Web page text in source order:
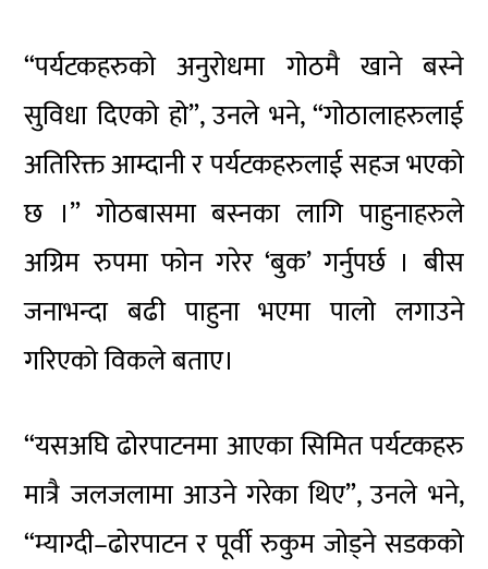
“पर्यटकहरुको अनुरोधमा गोठमै खाने बस्ने
सुविधा दिएको हो”, उनले भने, “गोठालाहरुलाई
अतिरिक्त आम्दानी र पर्यटकहरुलाई सहज भएको
छ ।” गोठबासमा बस्नका लागि पाहुनाहरुले
अग्रिम रुपमा फोन गरेर ‘बुक’ गर्नुपर्छ । बीस
जनाभन्दा बढी पाहुना भएमा पालो लगाउने
गरिएको विकले बताए।
“यसअघि ढोरपाटनमा आएका सिमित पर्यटकहरु
मात्रै जलजलामा आउने गरेका थिए”, उनले भने,
“म्याग्दी–ढोरपाटन र पूर्वी रुकुम जोड्ने सडकको